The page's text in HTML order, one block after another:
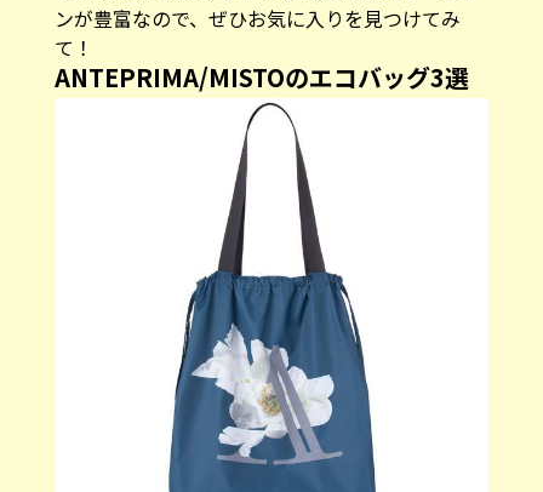
ンが豊富なので、ぜひお気に入りを見つけてみ
て！
ANTEPRIMA/MISTOのエコバッグ3選